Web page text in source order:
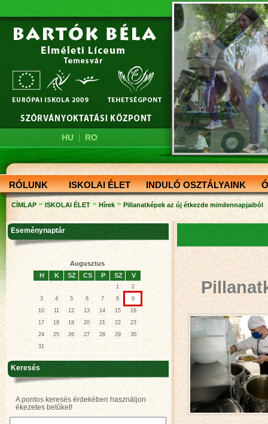
HU| RO
RÓLUNK ISKOLAI ÉLET INDULÓ OSZTÁLYAINK
CÍMLAP » ISKOLAI ÉLET » Hírek » Pillanatképek az új étkezde mindennapjaiból
Eseménynaptár
Augusztus
H
K SZ CS P SZ V
1
2
3
4 5 6 7 8
9
10
11 12 13 14 15
16
17
18 19 20 21 22
23
24
25 26 27 28 29
30
31
Keresés
A pontos keresés érdekében használjon
ékezetes betűket!